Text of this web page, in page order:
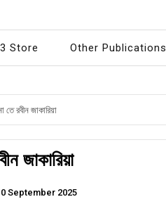
Store Other Publications
তে রবীন জাকারিয়া
জাকারিয়া
September 2025